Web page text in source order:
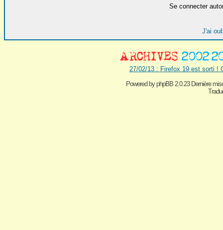
Se connecter
J'ai
27/02/13 : Firefox 19 est sorti !
Powered byphpBB 2.0.23 Dernière